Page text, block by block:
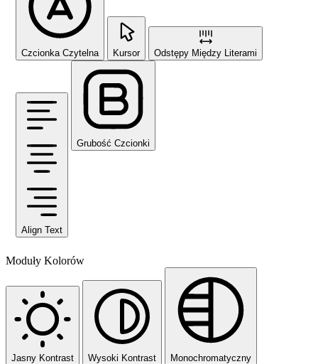
Czcionka Czytelna Kursor Odstępy Między Literami
Align Text
Grubość Czcionki
Moduły Kolorów
Jasny Kontrast Wysoki Kontrast Monochromatyczny